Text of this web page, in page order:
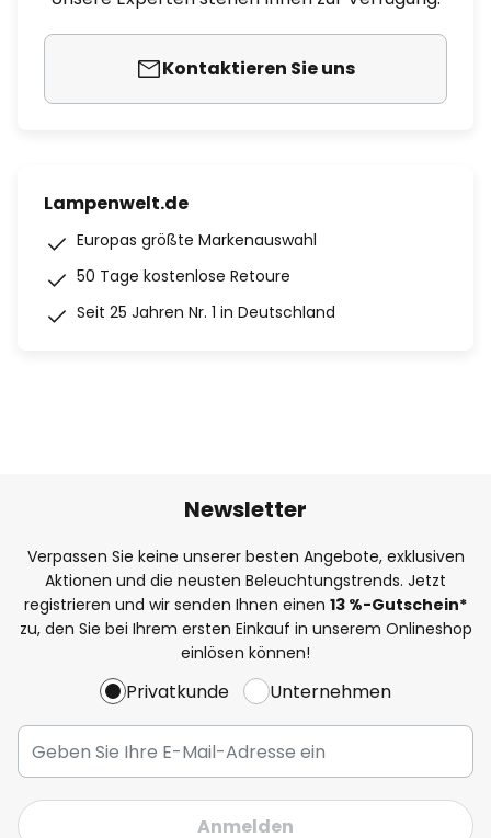
Kontaktieren Sie uns
Lampenwelt.de
Europas größte Markenauswahl
50 Tage kostenlose Retoure
Seit 25 Jahren Nr. 1 in Deutschland
Newsletter
Verpassen Sie keine unserer besten Angebote, exklusiven
Aktionen und die neusten Beleuchtungstrends. Jetzt
registrieren und wir senden Ihnen einen 13 %-Gutschein*
zu, den Sie bei Ihrem ersten Einkauf in unserem Onlineshop
einlösen können!
Privatkunde Unternehmen
Anmelden